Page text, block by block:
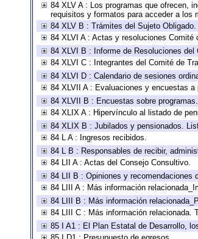
84 XLV A : Los programas que ofrecen,
requisitos y formatos para acceder a los
84 XLV B : Trámites del Sujeto Obligado.
84 XLVI A : Actas y resoluciones Comité
84 XLVI B : Informe de Resoluciones del
84 XLVI C : Integrantes del Comité de
84 XLVI D : Calendario de sesiones
84 XLVII A : Evaluaciones y encuestas
84 XLVII B : Encuestas sobre programas.
84 XLIX A : Hipervínculo al listado de
84 XLIX B : Jubilados y pensionados.
84 L A : Ingresos recibidos.
84 L B : Responsables de recibir,
84 LII A : Actas del Consejo Consultivo.
84 LII B : Opiniones y recomendaciones
84 LIII A : Más información
84 LIII B : Más información
84 LIII C : Más información relacionada.
85 I A1 : El Plan Estatal de Desarrollo,